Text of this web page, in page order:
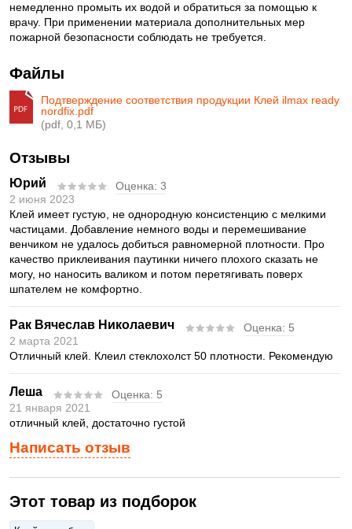
немедленно промыть их водой и обратиться за помощью к
врачу. При применении материала дополнительных мер
пожарной безопасности соблюдать не требуется.
Файлы
Подтверждение соответствия продукции Клей ilmax ready
nordfix.pdf
(pdf, 0,1 МБ)
Написать отзыв
Отзывы
Юрий Оценка: 3
2 июня 2023
Клей имеет густую, не однородную консистенцию с мелкими
частицами. Добавление немного воды и перемешивание
венчиком не удалось добиться равномерной плотности. Про
качество приклеивания паутинки ничего плохого сказать не
могу, но наносить валиком и потом перетягивать поверх
шпателем не комфортно.
Рак Вячеслав Николаевич Оценка: 5
2 марта 2021
Отличный клей. Клеил стеклохолст 50 плотности. Рекомендую
Леша Оценка: 5
21 января 2021
отличный клей, достаточно густой
Этот товар из подборок